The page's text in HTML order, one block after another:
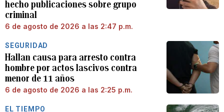
hecho publicaciones sobre grupo
criminal
6 de agosto de 2026 a las 2:47 p.m.
SEGURIDAD
Hallan causa para arresto contra
hombre por actos lascivos contra
menor de 11 años
6 de agosto de 2026 a las 2:25 p.m.
EL TIEMPO